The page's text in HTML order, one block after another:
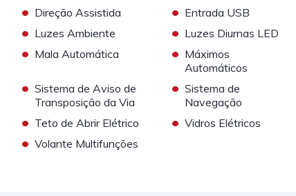
• Direção Assistida • Entrada USB
• Luzes Ambiente • Luzes Diurnas LED
• Mala Automática • Máximos
Automáticos
• Sistema de Aviso de
Transposição da Via
• Sistema de
Navegação
• Teto de Abrir Elétrico • Vidros Elétricos
• Volante Multifunções